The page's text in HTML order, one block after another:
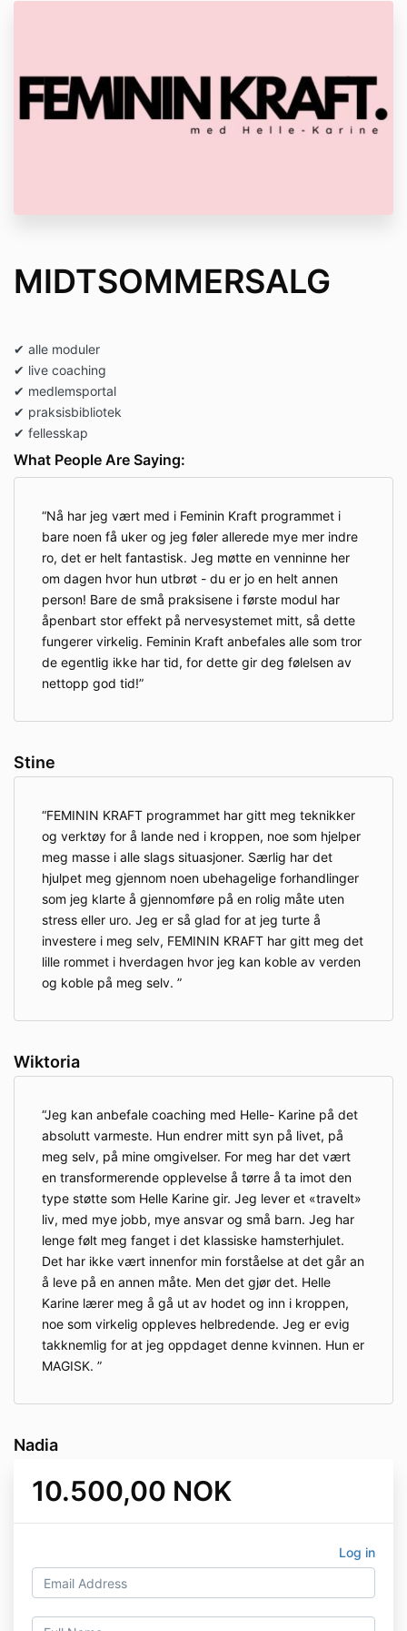
MIDTSOMMERSALG
✔ alle moduler
✔ live coaching
✔ medlemsportal
✔ praksisbibliotek
✔ fellesskap
What People Are Saying:
Nå har jeg vært med i Feminin Kraft programmet i
bare noen få uker og jeg føler allerede mye mer indre
ro, det er helt fantastisk. Jeg møtte en venninne her
om dagen hvor hun utbrøt - du er jo en helt annen
person! Bare de små praksisene i første modul har
åpenbart stor effekt på nervesystemet mitt, så dette
fungerer virkelig. Feminin Kraft anbefales alle som tror
de egentlig ikke har tid, for dette gir deg følelsen av
nettopp god tid!
Stine
FEMININ KRAFT programmet har gitt meg teknikker
og verktøy for å lande ned i kroppen, noe som hjelper
meg masse i alle slags situasjoner. Særlig har det
hjulpet meg gjennom noen ubehagelige forhandlinger
som jeg klarte å gjennomføre på en rolig måte uten
stress eller uro. Jeg er så glad for at jeg turte å
investere i meg selv, FEMININ KRAFT har gitt meg det
lille rommet i hverdagen hvor jeg kan koble av verden
og koble på meg selv.
Wiktoria
Jeg kan anbefale coaching med Helle- Karine på det
absolutt varmeste. Hun endrer mitt syn på livet, på
meg selv, på mine omgivelser. For meg har det vært
en transformerende opplevelse å tørre å ta imot den
type støtte som Helle Karine gir. Jeg lever et «travelt»
liv, med mye jobb, mye ansvar og små barn. Jeg har
lenge følt meg fanget i det klassiske hamsterhjulet.
Det har ikke vært innenfor min forståelse at det går an
å leve på en annen måte. Men det gjør det. Helle
Karine lærer meg å gå ut av hodet og inn i kroppen,
noe som virkelig oppleves helbredende. Jeg er evig
takknemlig for at jeg oppdaget denne kvinnen. Hun er
MAGISK.
Nadia
10.500,00 NOK
Log in